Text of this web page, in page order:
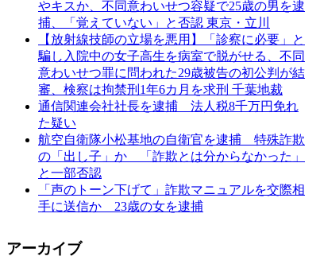
やキスか、不同意わいせつ容疑で25歳の男を逮
捕、「覚えていない」と否認 東京・立川
【放射線技師の立場を悪用】「診察に必要」と
騙し入院中の女子高生を病室で脱がせる、不同
意わいせつ罪に問われた29歳被告の初公判が結
審、検察は拘禁刑1年6カ月を求刑 千葉地裁
通信関連会社社長を逮捕 法人税8千万円免れ
た疑い
航空自衛隊小松基地の自衛官を逮捕 特殊詐欺
の「出し子」か 「詐欺とは分からなかった」
と一部否認
「声のトーン下げて」詐欺マニュアルを交際相
手に送信か 23歳の女を逮捕
アーカイブ